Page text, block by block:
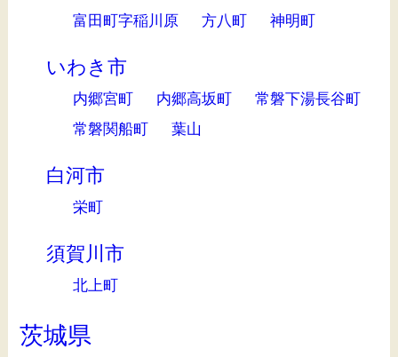
富田町字稲川原
方八町 神明町
いわき市
内郷宮町 内郷高坂町
常磐下湯長谷町
常磐関船町
葉山
白河市
栄町
須賀川市
北上町
茨城県